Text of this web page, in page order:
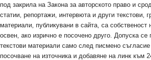
под закрила на Закона за авторското право и
статии, репортажи, интервюта и други текстови,
материали, публикувани в сайта, са собственост
освен, ако изрично е посочено друго. Допуска се
текстови материали само след писмено
посочване на източника и добавяне на линк към